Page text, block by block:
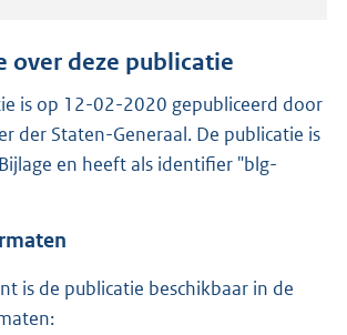
t
e
:
6
over deze publicatie
is op 12-02-2020 gepubliceerd door
der Staten-Generaal. De publicatie is
en heeft als identifier "blg-
is de publicatie beschikbaar in de